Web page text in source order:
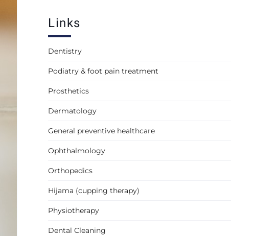
Links
Dentistry
Podiatry & foot pain treatment
Prosthetics
Dermatology
General preventive healthcare
Ophthalmology
Orthopedics
Hijama (cupping therapy)
Physiotherapy
Dental Cleaning